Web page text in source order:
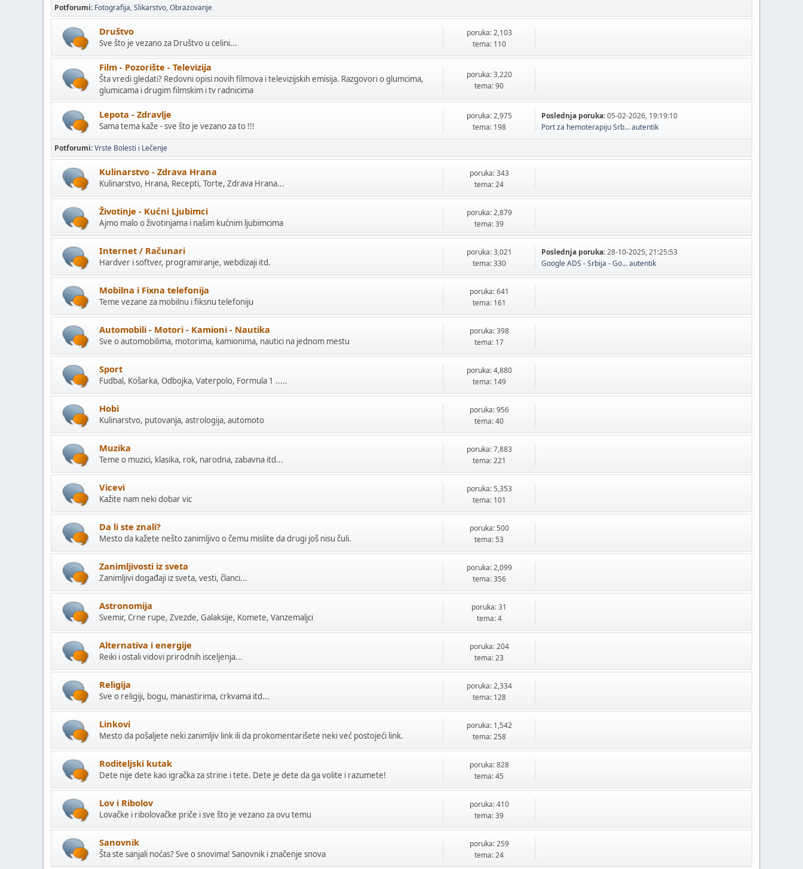
Potforumi Fotografija Slikarstvo Obrazovanje
Društvo
Sve što je vezano za Društvo u celini...
poruka: 2,103
tema: 110
Film - Pozorište - Televizija
Šta vredi gledati? Redovni opisi novih filmova i televizijskih emisija. Razgovori o glumcima,
glumicama i drugim filmskim i tv radnicima
poruka: 3,220
tema: 90
Lepota - Zdravlje
Sama tema kaže - sve što je vezano za to !!!
poruka: 2,975
tema: 198
Poslednja poruka:05-02-2026, 19:19:10
Port za hemoterapiju Srb... autentik
Potforumi Vrste Bolesti i Lečenje
Kulinarstvo - Zdrava Hrana
Kulinarstvo, Hrana, Recepti, Torte, Zdrava Hrana...
poruka: 343
tema: 24
Životinje - Kućni Ljubimci
Ajmo malo o životinjama i našim kućnim ljubimcima
poruka: 2,879
tema: 39
Internet / Računari
Hardver i softver, programiranje, webdizaji itd.
poruka: 3,021
tema: 330
Poslednja poruka:28-10-2025, 21:25:53
Google ADS - Srbija - Go... autentik
Mobilna i Fixna telefonija
Teme vezane za mobilnu i fiksnu telefoniju
poruka: 641
tema: 161
Automobili - Motori - Kamioni - Nautika
Sve o automobilima, motorima, kamionima, nautici na jednom mestu
poruka: 398
tema: 17
Sport
Fudbal, Košarka, Odbojka, Vaterpolo, Formula 1 .....
poruka: 4,880
tema: 149
Hobi
Kulinarstvo, putovanja, astrologija, automoto
poruka: 956
tema: 40
Muzika
Teme o muzici, klasika, rok, narodna, zabavna itd...
poruka: 7,883
tema: 221
Vicevi
Kažite nam neki dobar vic
poruka: 5,353
tema: 101
Da li ste znali?
Mesto da kažete nešto zanimljivo o čemu mislite da drugi još nisu čuli.
poruka: 500
tema: 53
Zanimljivosti iz sveta
Zanimljivi događaji iz sveta, vesti, članci...
poruka: 2,099
tema: 356
Astronomija
Svemir, Crne rupe, Zvezde, Galaksije, Komete, Vanzemaljci
poruka: 31
tema: 4
Alternativa i energije
Reiki i ostali vidovi prirodnih isceljenja...
poruka: 204
tema: 23
Religija
Sve o religiji, bogu, manastirima, crkvama itd...
poruka: 2,334
tema: 128
Linkovi
Mesto da pošaljete neki zanimljiv link ili da prokomentarišete neki već postojeći link.
poruka: 1,542
tema: 258
Roditeljski kutak
Dete nije dete kao igračka za strine i tete. Dete je dete da ga volite i razumete!
poruka: 828
tema: 45
Lov i Ribolov
Lovačke i ribolovačke priče i sve što je vezano za ovu temu
poruka: 410
tema: 39
Sanovnik
Šta ste sanjali noćas? Sve o snovima! Sanovnik i značenje snova
poruka: 259
tema: 24